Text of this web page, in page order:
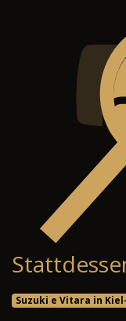
Suzuki e Vitara in